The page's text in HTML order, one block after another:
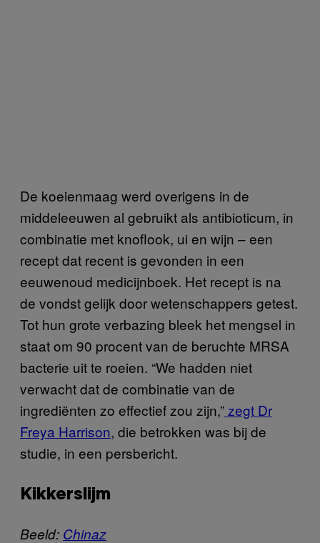
De koeienmaag werd overigens in de
middeleeuwen al gebruikt als antibioticum, in
combinatie met knoflook, ui en wijn – een
recept dat recent is gevonden in een
eeuwenoud medicijnboek. Het recept is na
de vondst gelijk door wetenschappers getest.
Tot hun grote verbazing bleek het mengsel in
staat om 90 procent van de beruchte MRSA
bacterie uit te roeien. “We hadden niet
verwacht dat de combinatie van de
ingrediënten zo effectief zou zijn,”zegt Dr
Freya Harrison, die betrokken was bij de
studie, in een persbericht.
Kikkerslijm
Beeld: Chinaz